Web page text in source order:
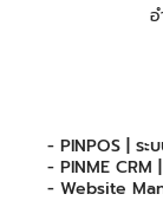
- PINPOS | ระ
- PINME CRM
- Website